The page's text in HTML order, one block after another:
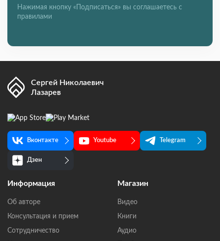
Нажимая кнопку «Подписаться» вы соглашаетесь с
правилами
Сергей Николаевич
Лазарев
Вконтакте Youtube Telegram
Дзен
Информация
Об авторе
Консультация и прием
Сотрудничество
Магазин
Видео
Книги
Аудио